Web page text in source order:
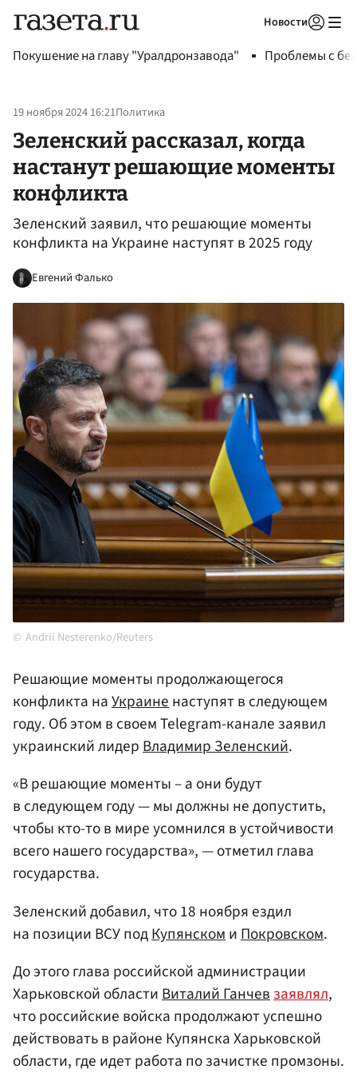
Новости
Покушение на главу "Уралдронзавода" Проблемы с
19 ноября 2024 16:21Политика
Зеленский рассказал, когда
настанут решающие моменты
конфликта
Зеленский заявил, что решающие моменты
конфликта на Украине наступят в 2025 году
Евгений Фалько
Andrii Nesterenko/Reuters
Решающие моменты продолжающегося
конфликта наУкраиненаступят в следующем
году. Об этом в своем Telegram-канале заявил
украинский лидерВладимир Зеленский.
«В решающие моменты – а они будут
в следующем году — мы должны не допустить,
чтобы кто-то в мире усомнился в устойчивости
всего нашего государства», — отметил глава
государства.
Зеленский добавил, что 18 ноября ездил
на позиции ВСУ подКупянском и Покровском.
До этого глава российской администрации
Харьковской областиВиталий Ганчевзаявлял,
что российские войска продолжают успешно
действовать в районе Купянска Харьковской
области, где идет работа по зачистке промзоны.